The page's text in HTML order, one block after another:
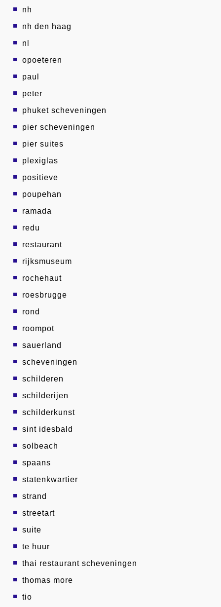
nh
nh den haag
nl
opoeteren
paul
peter
phuket scheveningen
pier scheveningen
pier suites
plexiglas
positieve
poupehan
ramada
redu
restaurant
rijksmuseum
rochehaut
roesbrugge
rond
roompot
sauerland
scheveningen
schilderen
schilderijen
schilderkunst
sint idesbald
solbeach
spaans
statenkwartier
strand
streetart
suite
te huur
thai restaurant scheveningen
thomas more
tio